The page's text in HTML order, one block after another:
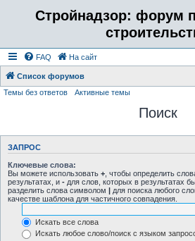
Стройнадзор: форум
FAQ На сайт
Список форумов
Темы без ответов
Активные темы
Поиск
ЗАПРОС
Ключевые слова:
Вы можете использовать + , чтобы определить
результатах, и - для слов, которых в результатах
разделить слова символом | для поиска любого
качестве шаблона для частичного совпадения.
Искать все слова
Искать любое слово/поиск с языком